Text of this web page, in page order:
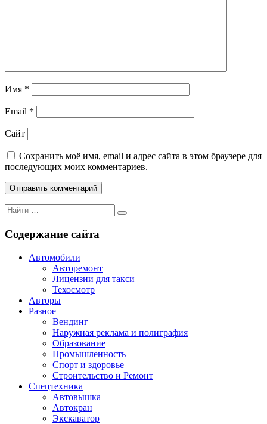
Имя *
Email *
Сайт
Сохранить моё имя, email и адрес сайта в этом браузере для
последующих моих комментариев.
Поиск
для:
Поиск
Содержание сайта
Автомобили
Авторемонт
Лицензии для такси
Техосмотр
Авторы
Разное
Вендинг
Наружная реклама и полиграфия
Образование
Промышленность
Спорт и здоровье
Строительство и Ремонт
Спецтехника
Автовышка
Автокран
Экскаватор